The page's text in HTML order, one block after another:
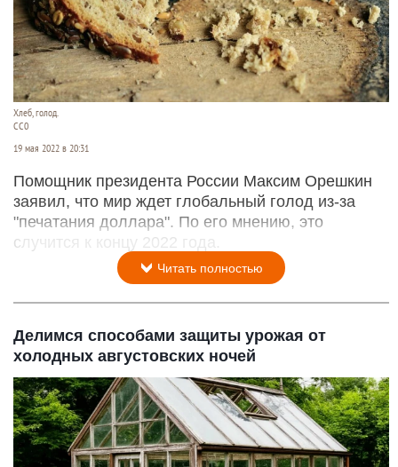
Хлеб, голод.
СС0
19 мая 2022 в 20:31
Помощник президента России Максим Орешкин
заявил, что мир ждет глобальный голод из-за
"печатания доллара". По его мнению, это
случится к концу 2022 года.
Читать полностью
Делимся способами защиты урожая от
холодных августовских ночей